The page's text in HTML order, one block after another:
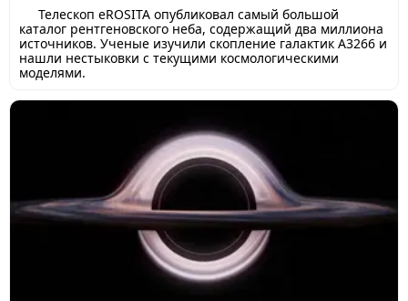
Телескоп eROSITA опубликовал самый большой
каталог рентгеновского неба, содержащий два миллиона
источников. Ученые изучили скопление галактик A3266 и
нашли нестыковки с текущими космологическими
моделями.